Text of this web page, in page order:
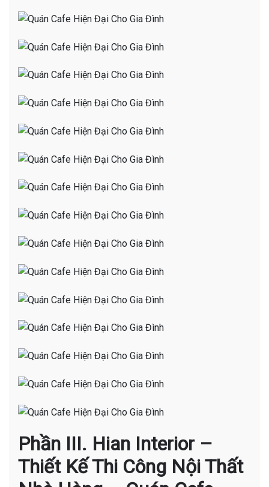
Phần III. Hian Interior –
Thiết Kế Thi Công Nội Thất